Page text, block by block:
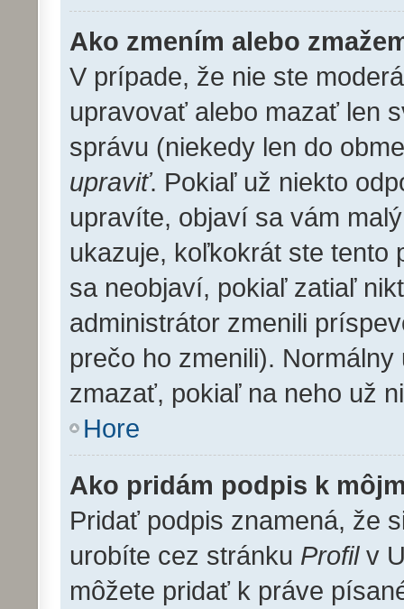
Ako zmením alebo
V prípade, že nie ste
upravovať alebo mazať len
správu (niekedy len do
upraviť. Pokiaľ už niekto
upravíte, objaví sa vám
ukazuje, koľkokrát ste tento
sa neobjaví, pokiaľ zatiaľ
administrátor zmenili
prečo ho zmenili).
zmazať, pokiaľ na neho už
Hore
Ako pridám podpis k
Pridať podpis znamená, že
urobíte cez stránku Profilv
môžete pridať k práve